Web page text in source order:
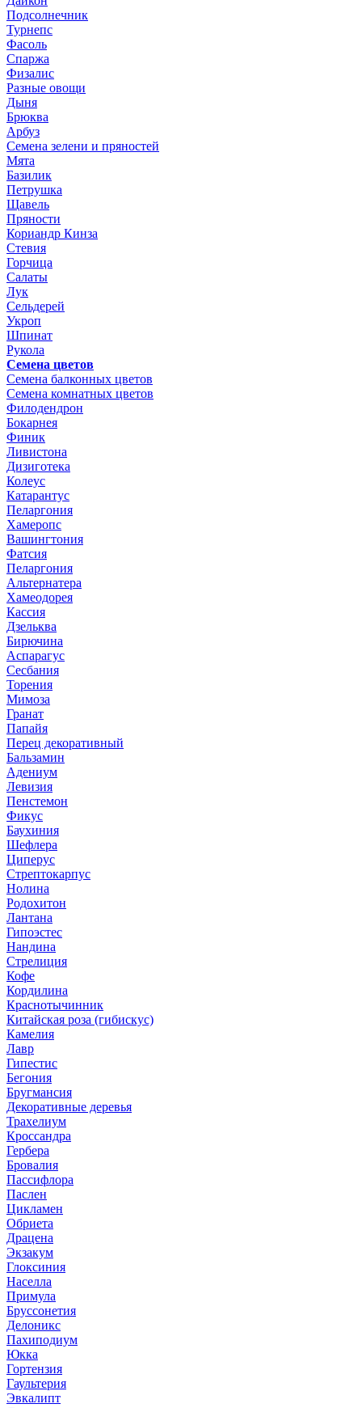
Подсолнечник
Турнепс
Фасоль
Спаржа
Физалис
Разные овощи
Дыня
Брюква
Арбуз
Семена зелени и пряностей
Мята
Базилик
Петрушка
Щавель
Пряности
Кориандр Кинза
Стевия
Горчица
Салаты
Лук
Сельдерей
Укроп
Шпинат
Рукола
Семена цветов
Семена балконных цветов
Семена комнатных цветов
Филодендрон
Бокарнея
Финик
Ливистона
Дизиготека
Колеус
Катарантус
Пеларгония
Хамеропс
Вашингтония
Фатсия
Пеларгония
Альтернатера
Хамеодорея
Кассия
Дзельква
Бирючина
Аспарагус
Сесбания
Торения
Мимоза
Гранат
Папайя
Перец декоративный
Бальзамин
Адениум
Левизия
Пенстемон
Фикус
Баухиния
Шефлера
Циперус
Стрептокарпус
Нолина
Родохитон
Лантана
Гипоэстес
Нандина
Стрелиция
Кофе
Кордилина
Краснотычинник
Китайская роза (гибискус)
Камелия
Лавр
Гипестис
Бегония
Бругмансия
Декоративные деревья
Трахелиум
Кроссандра
Гербера
Бровалия
Пассифлора
Паслен
Цикламен
Обриета
Драцена
Экзакум
Глоксиния
Населла
Примула
Бруссонетия
Делоникс
Пахиподиум
Юкка
Гортензия
Гаультерия
Эвкалипт